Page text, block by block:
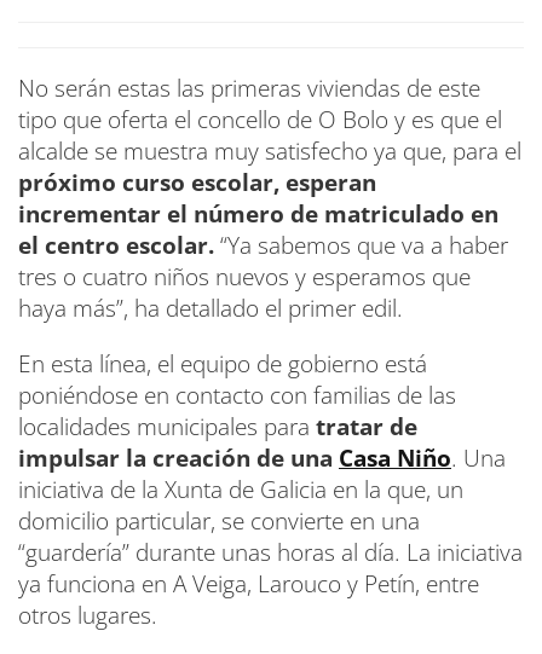
No serán estas las primeras viviendas de este
tipo que oferta el concello de O Bolo y es que el
alcalde se muestra muy satisfecho ya que, para el
próximo curso escolar, esperan
incrementar el número de matriculado en
el centro escolar.“Ya sabemos que va a haber
tres o cuatro niños nuevos y esperamos que
haya más”, ha detallado el primer edil.
En esta línea, el equipo de gobierno está
poniéndose en contacto con familias de las
localidades municipales para tratar de
impulsar la creación de una Casa Niño. Una
iniciativa de la Xunta de Galicia en la que, un
domicilio particular, se convierte en una
“guardería” durante unas horas al día. La iniciativa
ya funciona en A Veiga, Larouco y Petín, entre
otros lugares.